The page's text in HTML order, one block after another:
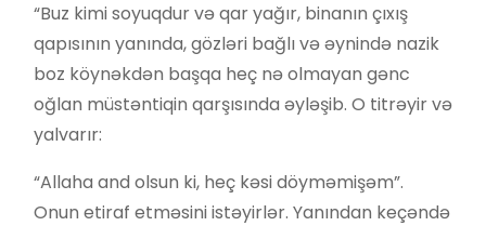
“Buz kimi soyuqdur və qar yağır, binanın çıxış
qapısının yanında, gözləri bağlı və əynində nazik
boz köynəkdən başqa heç nə olmayan gənc
oğlan müstəntiqin qarşısında əyləşib. O titrəyir və
yalvarır:
“Allaha and olsun ki, heç kəsi döyməmişəm”.
Onun etiraf etməsini istəyirlər. Yanından keçəndə